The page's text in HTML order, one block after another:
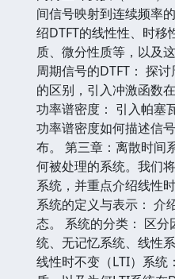
间信号映射到连续频率
绍DTFT的线性性、时移
质、微分性质等，以及
周期信号的DTFT： 探
的区别，引入冲激函数
功率谱密度： 引入帕塞
功率谱密度如何描述信
布。 第三章：离散时间
何被处理的系统。我们
系统，并重点介绍线性
系统的定义与表示： 介
态。 系统的分类： 区
统、无记忆系统、线性
线性时不变（LTI）系统